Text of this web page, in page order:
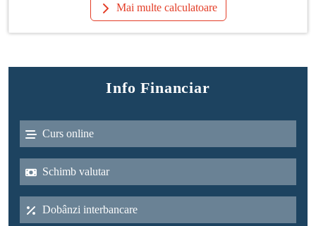
Mai multe calculatoare
Info Financiar
Curs online
Schimb valutar
Dobânzi interbancare